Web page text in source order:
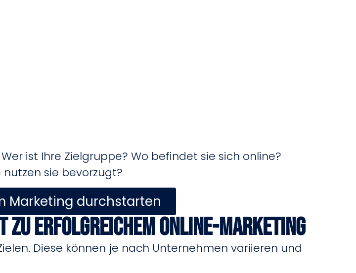
ist Ihre Zielgruppe? Wo befindet sie sich online?
sie bevorzugt?
Marketing durchstarten
erfolgreichem Online-Marketing
Diese können je nach Unternehmen variieren und